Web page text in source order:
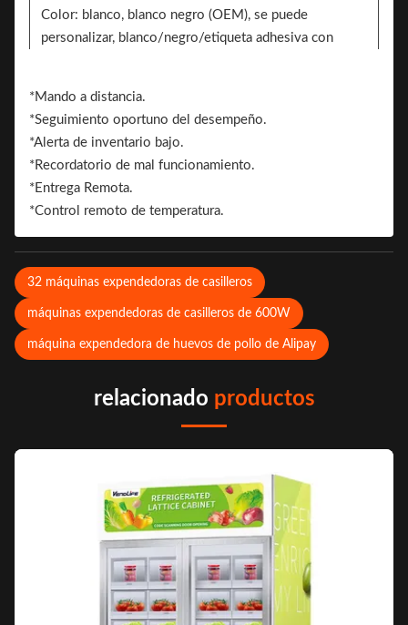
Color: blanco, blanco negro (OEM), se puede
personalizar, blanco/negro/etiqueta adhesiva con
Marca.
*Mando a distancia.
*Seguimiento oportuno del desempeño.
*Alerta de inventario bajo.
*Recordatorio de mal funcionamiento.
*Entrega Remota.
*Control remoto de temperatura.
32 máquinas expendedoras de casilleros
máquinas expendedoras de casilleros de 600W
máquina expendedora de huevos de pollo de Alipay
relacionado productos